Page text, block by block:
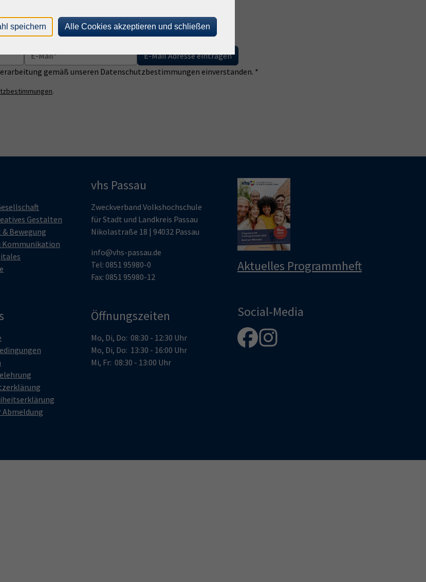
E-Mail Adresse eintragen
gemäß unseren Datenschutzbestimmungen einverstanden. *
.
Gestalten
Bewegung
Kommunikation
vhs Passau
Zweckverband Volkshochschule
für Stadt und Landkreis Passau
Nikolastraße 18 | 94032 Passau
info@vhs-passau.de
Tel: 0851 95980-0
Fax: 0851 95980-12
Aktuelles Programmheft
Öffnungszeiten
Mo, Di, Do: 08:30 - 12:30 Uhr
Mo, Di, Do: 13:30 - 16:00 Uhr
Mi, Fr: 08:30 - 13:00 Uhr
Social-Media
speichern Alle Cookies akzeptieren und schließen